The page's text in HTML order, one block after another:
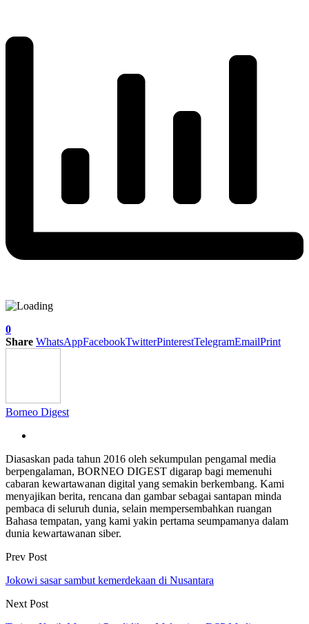
0
Share WhatsAppFacebookTwitterPinterestTelegramEmailPrint
Borneo Digest
Diasaskan pada tahun 2016 oleh sekumpulan pengamal media
berpengalaman, BORNEO DIGEST digarap bagi memenuhi
cabaran kewartawanan digital yang semakin berkembang. Kami
menyajikan berita, rencana dan gambar sebagai santapan minda
pembaca di seluruh dunia, selain mempersembahkan ruangan
Bahasa tempatan, yang kami yakin pertama seumpamanya dalam
dunia kewartawanan siber.
Prev Post
Jokowi sasar sambut kemerdekaan di Nusantara
Next Post